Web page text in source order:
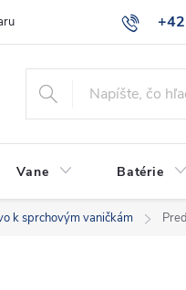
Vane Batérie
k sprchovým vaničkám